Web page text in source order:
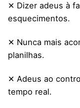
✕ Dizer adeus à
esquecimentos.
✕ Nunca mais
planilhas.
✕ Adeus ao
tempo real.